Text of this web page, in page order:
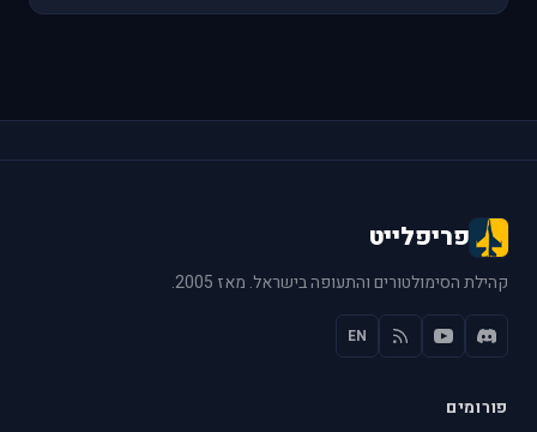
פריפלייט
קהילת הסימולטורים והתעופה בישראל. מאז 2005.
EN
פורומים